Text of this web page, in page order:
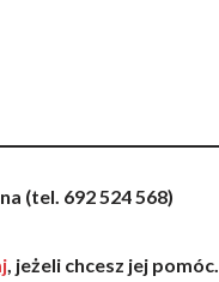
(tel. 692 524 568)
, jeżeli chcesz jej pomóc.